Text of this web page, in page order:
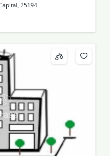
25194